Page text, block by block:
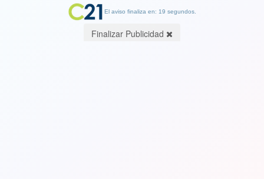
El aviso finaliza en: 19 segundos.
Finalizar Publicidad